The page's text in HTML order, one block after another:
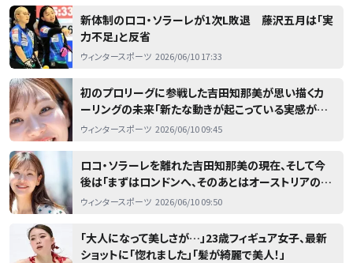
新体制のロコ・ソラーレが1次L敗退 藤沢五月は「実
力不足」と反省
ウィンタースポーツ 2026/06/10 17:33
初のプロリーグに参戦した吉田知那美が思い描くカ
ーリングの未来「新たな動きが起こっている実感があ
る」
ウィンタースポーツ 2026/06/10 09:45
ロコ・ソラーレを離れた吉田知那美の現在、そして今
後は「まずはロンドンへ、そのあとはオーストリアの山
村へ」
ウィンタースポーツ 2026/06/10 09:50
「大人になって美しさが…」23歳フィギュア女子、最新
ショットに「惚れました」「髪が綺麗で美人！」